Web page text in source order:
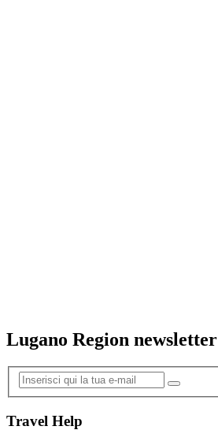
Lugano Region newsletter
Travel Help